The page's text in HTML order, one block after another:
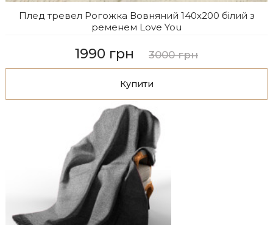
Плед тревел Рогожка Вовняний 140х200 білий з
ременем Love You
1990 грн 3000 грн
Купити